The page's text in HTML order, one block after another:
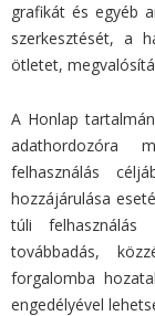
grafikát és egyéb
szerkesztését, a
ötletet,
A Honlap
adathordozóra
felhasználás
hozzájárulása
túli felhasználás
továbbadás,
forgalomba
engedélyével